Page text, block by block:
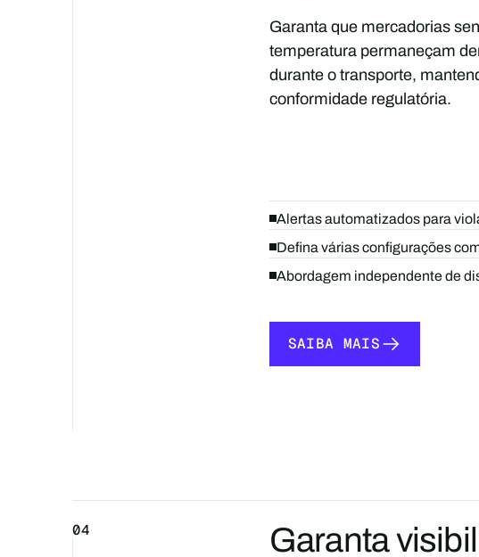
Garanta que mercadorias
temperatura permaneçam
durante o transporte,
conformidade regulatória.
Alertas automatizados para
Defina várias configurações
Abordagem independente de
SAIBA MAIS
SAIBA MAIS
04 Garanta